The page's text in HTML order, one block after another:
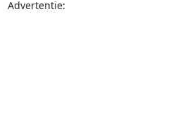
Advertentie: